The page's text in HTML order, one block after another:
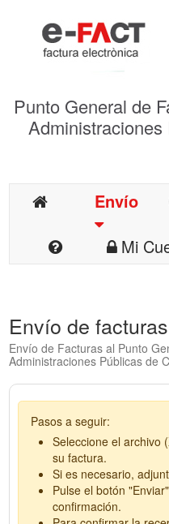
Punto General de
Envío
Mi
Envío de facturas
Envío de Facturas al Punto
Administraciones Públicas de
Pasos a seguir:
Seleccione el archivo
su factura.
Si es necesario,
Pulse el botón
confirmación.